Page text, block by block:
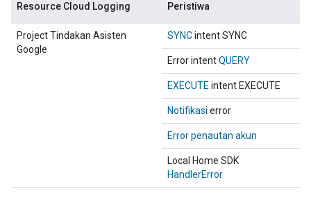
Resource Cloud Logging Peristiwa
Project Tindakan Asisten
Google
SYNCintent SYNC
Error intentQUERY
EXECUTE intent EXECUTE
Notifikasi error
Error penautan akun
Local Home SDK
HandlerError